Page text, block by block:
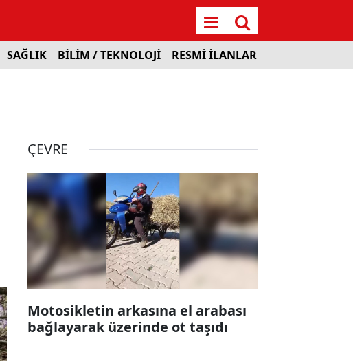
SAĞLIK BİLİM / TEKNOLOJİ RESMİ İLANLAR
ÇEVRE
Motosikletin arkasına el arabası
bağlayarak üzerinde ot taşıdı